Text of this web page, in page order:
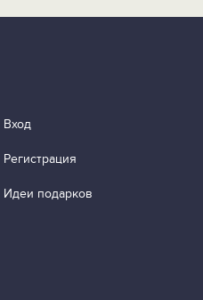
Вход
Регистрация
Идеи подарков